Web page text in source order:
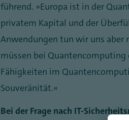
führend. „Europa ist in der
privatem Kapital und der
Anwendungen tun wir uns aber
müssen bei
Fähigkeiten im
Souveränität.“
Bei der Frage nach IT-